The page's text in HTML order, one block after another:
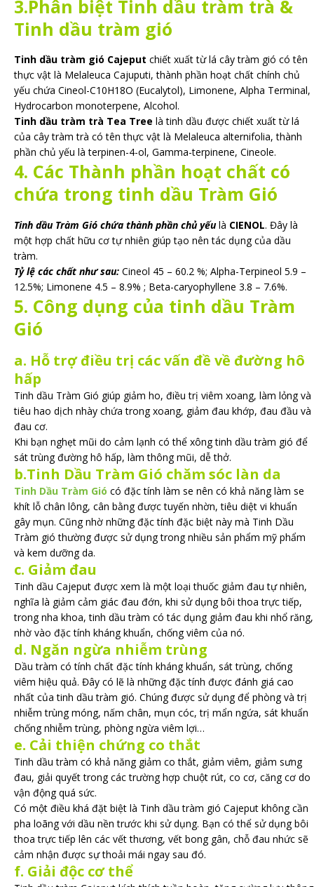
3.Phân biệt Tinh dầu tràm trà &
Tinh dầu tràm gió
Tinh dầu tràm gió Cajeput chiết xuất từ lá cây tràm gió có tên
thực vật là Melaleuca Cajuputi, thành phần hoạt chất chính chủ
yếu chứa Cineol-C10H18O (Eucalytol), Limonene, Alpha Terminal,
Hydrocarbon monoterpene, Alcohol.
Tinh dầu tràm trà Tea Tree là tinh dầu được chiết xuất từ lá
của cây tràm trà có tên thực vật là Melaleuca alternifolia, thành
phần chủ yếu là terpinen-4-ol, Gamma-terpinene, Cineole.
4. Các Thành phần hoạt chất có
chứa trong tinh dầu Tràm Gió
Tinh dầu Tràm Gió chứa thành phần chủ yếu là CIENOL. Đây là
một hợp chất hữu cơ tự nhiên giúp tạo nên tác dụng của dầu
tràm.
Tỷ lệ các chất như sau: Cineol 45 – 60.2 %; Alpha-Terpineol 5.9 –
12.5%; Limonene 4.5 – 8.9% ; Beta-caryophyllene 3.8 – 7.6%.
5. Công dụng của tinh dầu Tràm
Gió
a. Hỗ trợ điều trị các vấn đề về đường hô
hấp
Tinh dầu Tràm Gió giúp giảm ho, điều trị viêm xoang, làm lỏng và
tiêu hao dịch nhày chứa trong xoang, giảm đau khớp, đau đầu và
đau cơ.
Khi bạn nghẹt mũi do cảm lạnh có thể xông tinh dầu tràm gió để
sát trùng đường hô hấp, làm thông mũi, dễ thở.
b.Tinh Dầu Tràm Gió chăm sóc làn da
Tinh Dầu Tràm Gió có đặc tính làm se nên có khả năng làm se
khít lỗ chân lông, cân bằng được tuyến nhờn, tiêu diệt vi khuẩn
gây mụn. Cũng nhờ những đặc tính đặc biệt này mà Tinh Dầu
Tràm gió thường được sử dụng trong nhiều sản phẩm mỹ phẩm
và kem dưỡng da.
c. Giảm đau
Tinh dầu Cajeput được xem là một loại thuốc giảm đau tự nhiên,
nghĩa là giảm cảm giác đau đớn, khi sử dụng bôi thoa trực tiếp,
trong nha khoa, tinh dầu tràm có tác dụng giảm đau khi nhổ răng,
nhờ vào đặc tính kháng khuẩn, chống viêm của nó.
d. Ngăn ngừa nhiễm trùng
Dầu tràm có tính chất đặc tính kháng khuẩn, sát trùng, chống
viêm hiệu quả. Đây có lẽ là những đặc tính được đánh giá cao
nhất của tinh dầu tràm gió. Chúng được sử dụng để phòng và trị
nhiễm trùng móng, nấm chân, mụn cóc, trị mẩn ngứa, sát khuẩn
chống nhiễm trùng, phòng ngừa viêm lợi…
e. Cải thiện chứng co thắt
Tinh dầu tràm có khả năng giảm co thắt, giảm viêm, giảm sưng
đau, giải quyết trong các trường hợp chuột rút, co cơ, căng cơ do
vận động quá sức.
Có một điều khá đặt biệt là Tinh dầu tràm gió Cajeput không cần
pha loãng với dầu nền trước khi sử dụng. Bạn có thể sử dụng bôi
thoa trực tiếp lên các vết thương, vết bong gân, chỗ đau nhức sẽ
cảm nhận được sự thoải mái ngay sau đó.
f. Giải độc cơ thể